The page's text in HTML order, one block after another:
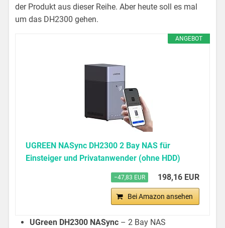
der Produkt aus dieser Reihe. Aber heute soll es mal
um das DH2300 gehen.
ANGEBOT
UGREEN NASync DH2300 2 Bay NAS für
Einsteiger und Privatanwender (ohne HDD)
−47,83 EUR 198,16 EUR
Bei Amazon ansehen
UGreen DH2300 NASync – 2 Bay NAS